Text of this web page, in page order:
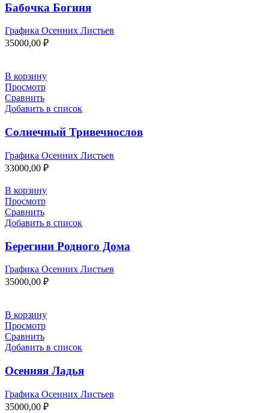
Бабочка Богиня
Графика Осенних Листьев
35000,00 ₽
В корзину
Просмотр
Сравнить
Добавить в список
Солнечный Тривечнослов
Графика Осенних Листьев
33000,00 ₽
В корзину
Просмотр
Сравнить
Добавить в список
Берегини Родного Дома
Графика Осенних Листьев
35000,00 ₽
В корзину
Просмотр
Сравнить
Добавить в список
Осенняя Ладья
Графика Осенних Листьев
35000,00 ₽